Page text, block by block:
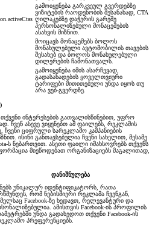
გამოიყენება გარკვეულ გვერდებზე
ვიზიტების რაოდენობის შესანახად, CTA
ღილაკებზე დაჭერის გარეშე
პერსონალიზებული მონაცემების
ასახვის მიზნით.
მოიცავს მონაცემებს ბოლოს
მონახულებული ავტომობილის თავების
შესახებ და ბოლოს მონახულებული
დილერების ჩამონათვალს.
გამოიყენება იმის ასარჩევად,
გადასახადების ყოველთვიური
ტარიფები მითითებული უნდა იყოს თუ
არა ვებ-გვერდზე.
ინტერესების გათვალისწინებით, უფრო
ჩვენ ასევე ვიყენებთ ამ ფაილებს, რეკლამის
ჩვენი ციფრული სარეკლამო კამპანიების
ისინი განთავსებულია ჩვენი სახელით, მესამე
ს ნებართვით. ასეთი ფაილი იმახსოვრებს თქვენს
მიეწოდებათ ორგანიზაციებს მაგალითად,
დანიშნულება
უნიკალურ იდენტიფიკატორს, რათა
რომ ნებისმიერი რეკლამა ჩვენგან,
Facebook-ზე ხედავთ, რელევანტური და
ამისთვის Facebook-ის პროფილის
უნდა გადახედოთ თქვენი Facebook-ის
პრეფერენციებს.